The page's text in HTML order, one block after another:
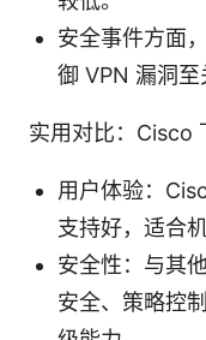
安全事件方面
御 VPN 漏洞至
实用对比：Cisco
用户体验：
支持好，适合
安全性：与其
安全、策略控